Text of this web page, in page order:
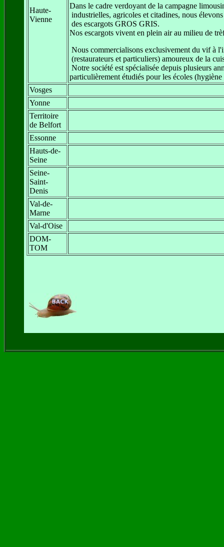
Haute-
Vienne
Dans le cadre verdoyant de la campagne
industrielles, agricoles et citadines, nous
des escargots GROS GRIS.
Nos escargots vivent en plein air au milieu de
Nous commercialisons exclusivement du vif à
(restaurateurs et particuliers) amoureux de la
Notre société est spécialisée depuis plusieurs
particulièrement étudiés pour les écoles
Vosges
Yonne
Territoire
de Belfort
Essonne
Hauts-de-
Seine
Seine-
Saint-
Denis
Val-de-
Marne
Val-d'Oise
DOM-
TOM